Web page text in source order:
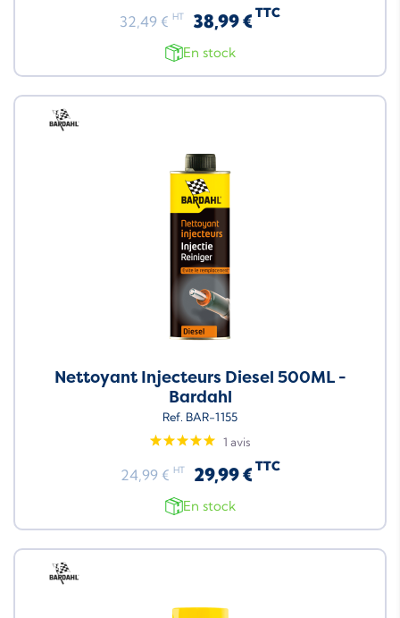
32,49 € HT 38,99 € TTC
En stock
Neuf
Nettoyant Injecteurs Diesel 500ML -
Bardahl
Ref. BAR-1155
1 avis
24,99 € HT 29,99 € TTC
En stock
Neuf